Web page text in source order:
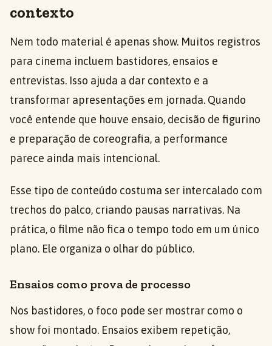
contexto
Nem todo material é apenas show. Muitos registros
para cinema incluem bastidores, ensaios e
entrevistas. Isso ajuda a dar contexto e a
transformar apresentações em jornada. Quando
você entende que houve ensaio, decisão de figurino
e preparação de coreografia, a performance
parece ainda mais intencional.
Esse tipo de conteúdo costuma ser intercalado com
trechos do palco, criando pausas narrativas. Na
prática, o filme não fica o tempo todo em um único
plano. Ele organiza o olhar do público.
Ensaios como prova de processo
Nos bastidores, o foco pode ser mostrar como o
show foi montado. Ensaios exibem repetição,